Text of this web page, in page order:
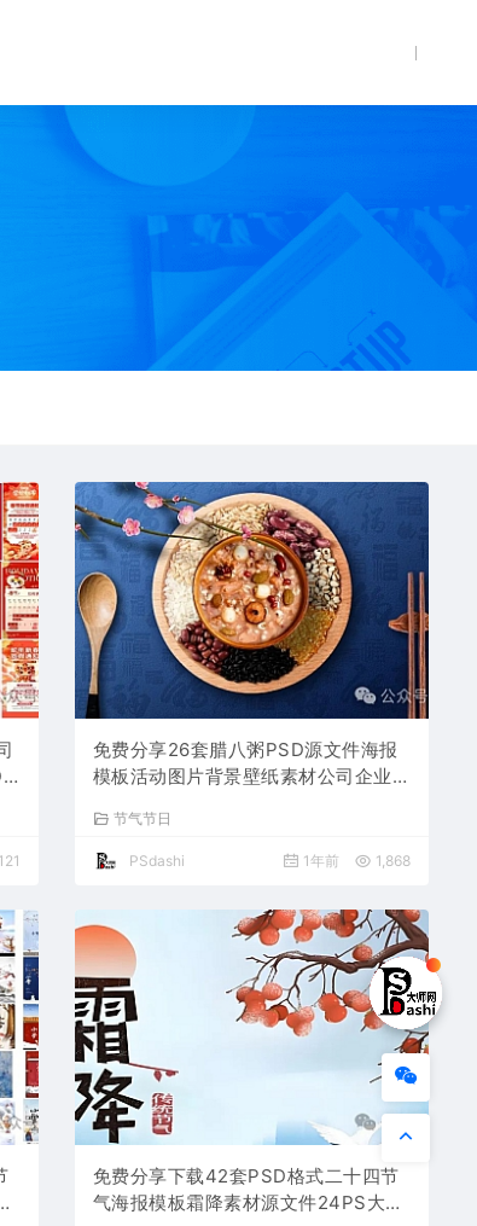
免费分享26套腊八粥PSD源文件海报
模板活动图片背景壁纸素材公司企业朋
节日平面设计宣传插国风画
节气节日
PSdashi 1年前 1,868
免费分享下载42套PSD格式二十四节
气海报模板霜降素材源文件24PS大师